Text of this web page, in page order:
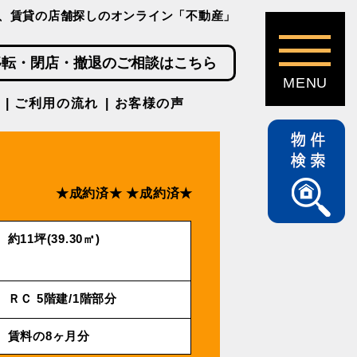
貸の店舗探しのオンライン「不動産」
・閉店・撤退のご相談はこちら
ご利用の流れ お客様の声
★成約済★ ★成約済★
約11坪(39.30㎡)
ＲＣ 5階建/1階部分
賃料の8ヶ月分